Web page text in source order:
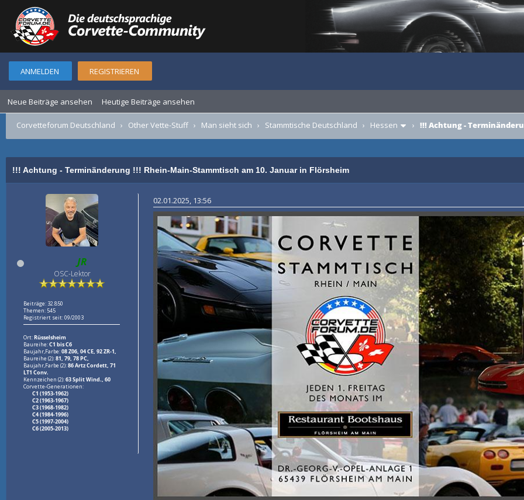
ANMELDEN REGISTRIEREN
Neue Beiträge ansehen Heutige Beiträge ansehen
Corvetteforum Deutschland › Other Vette-Stuff › Man sieht sich › Stammtische Deutschland › Hessen › !!! Achtung -
!!! Achtung - Terminänderung !!! Rhein-Main-Stammtisch am 10. Januar in Flörsheim
JR
OSC-Lektor
Beiträge: 32.850
Themen: 545
Registriert seit: 09/2003
Ort:Rüsselsheim
Baureihe:C1 bis C6
Baujahr,Farbe:08 Z06, 04 CE, 92 ZR-1,
Baureihe (2):81, 79, 78 PC,
Baujahr,Farbe (2):86 Artz Cordett, 71
LT1 Conv.
Kennzeichen (2):63 Split Wind., 60
Corvette-Generationen:
C1 (1953-1962)
C2 (1963-1967)
C3 (1968-1982)
C4 (1984-1996)
C5 (1997-2004)
C6 (2005-2013)
02.01.2025, 13:56